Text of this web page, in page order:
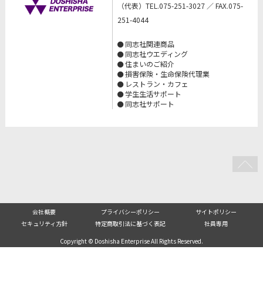
（代表）TEL.075-251-3027 ／ FAX.075-
251-4044
同志社関連商品
同志社ウエディング
住まいのご紹介
損害保険・生命保険代理業
レストラン・カフェ
学生生活サポート
同志社サポート
会社概要 プライバシーポリシー
サイトポリシー
セキュリティ方針
特定商取引法に基づく表記
社員専用
Copyright © Doshisha Enterprise All Rights Reserved.